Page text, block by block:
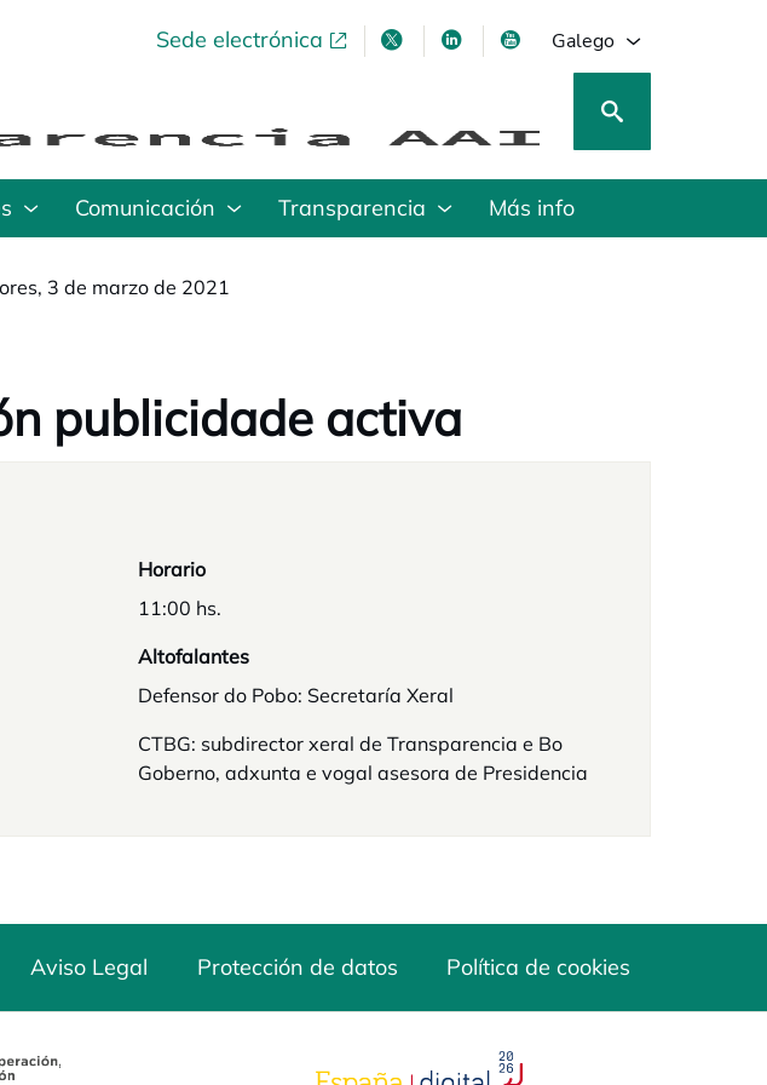
Sede electrónicaopens in a new tabopens in a new tab
opens in a new tab
opens in a new tab
Galego
Comunicación Transparencia Más info
3 de marzo de 2021
publicidade activa
Horario
11:00 hs.
Altofalantes
Defensor do Pobo: Secretaría Xeral
CTBG: subdirector xeral de Transparencia e Bo
Goberno, adxunta e vogal asesora de Presidencia
Aviso Legal Protección de datos Política de cookies
in a new tab opens in a new tab